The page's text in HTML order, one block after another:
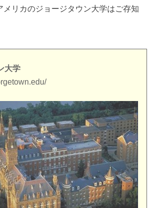
メリカのジョージタウン大学はご存知
大学